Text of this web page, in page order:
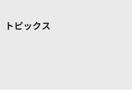
トピックス